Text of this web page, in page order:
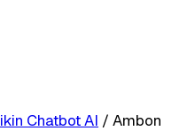
Chatbot AI / Ambon